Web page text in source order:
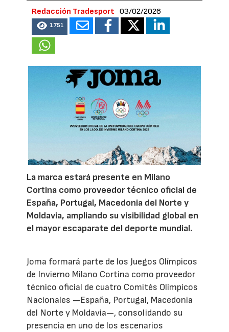
Redacción Tradesport 03/02/2026
1751
La marca estará presente en Milano
Cortina como proveedor técnico oficial de
España, Portugal, Macedonia del Norte y
Moldavia, ampliando su visibilidad global en
el mayor escaparate del deporte mundial.
Joma formará parte de los Juegos Olímpicos
de Invierno Milano Cortina como proveedor
técnico oficial de cuatro Comités Olímpicos
Nacionales —España, Portugal, Macedonia
del Norte y Moldavia—, consolidando su
presencia en uno de los escenarios